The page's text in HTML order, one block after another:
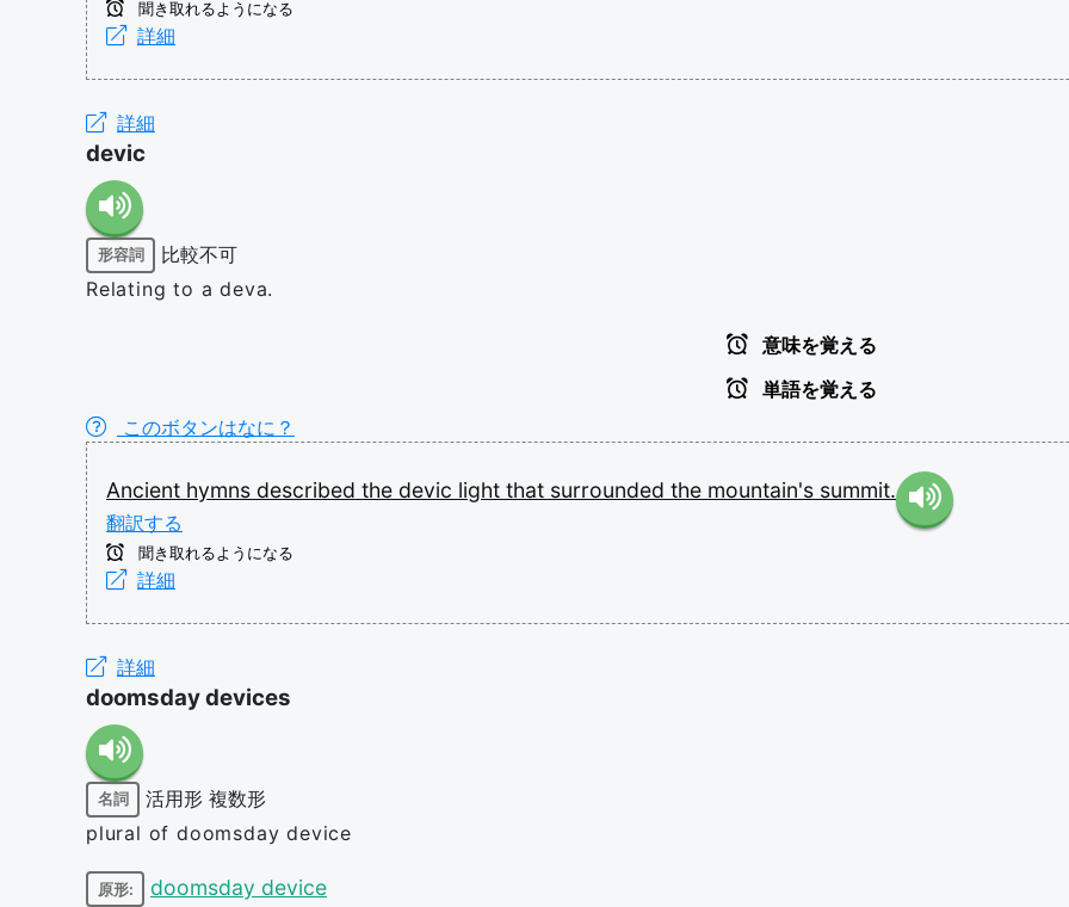
聞き取れるようになる
詳細
詳細
devic
形容詞
比較不可
Relating to a deva.
意味を覚える
単語を覚える
このボタンはなに？
Ancient hymns described the devic light that surrounded the mountain's summit.
翻訳する
聞き取れるようになる
詳細
詳細
doomsday devices
名詞 活用形 複数形
plural of doomsday device
原形: doomsday device